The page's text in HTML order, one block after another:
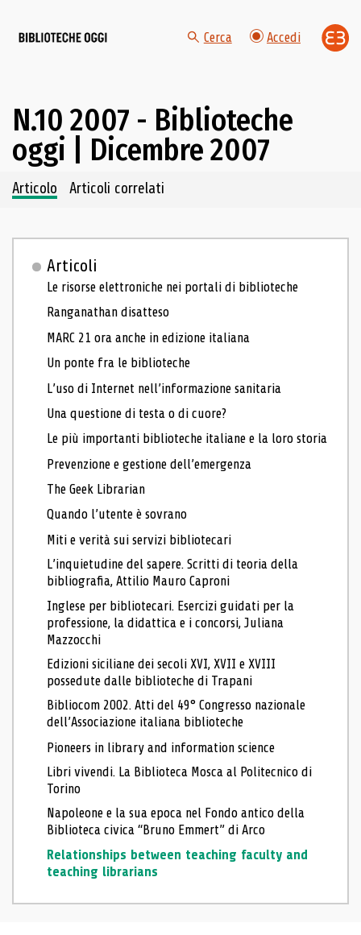
Cerca Accedi
N.10 2007 - Biblioteche
oggi | Dicembre 2007
Navigazione dei contenuti del fascicolo
Articolo Articoli correlati
Articoli
Le risorse elettroniche nei portali di biblioteche
Ranganathan disatteso
MARC 21 ora anche in edizione italiana
Un ponte fra le biblioteche
L’uso di Internet nell’informazione sanitaria
Una questione di testa o di cuore?
Le più importanti biblioteche italiane e la loro storia
Prevenzione e gestione dell’emergenza
The Geek Librarian
Quando l’utente è sovrano
Miti e verità sui servizi bibliotecari
L’inquietudine del sapere. Scritti di teoria della
bibliografia, Attilio Mauro Caproni
Inglese per bibliotecari. Esercizi guidati per la
professione, la didattica e i concorsi, Juliana
Mazzocchi
Edizioni siciliane dei secoli XVI, XVII e XVIII
possedute dalle biblioteche di Trapani
Bibliocom 2002. Atti del 49° Congresso nazionale
dell’Associazione italiana biblioteche
Pioneers in library and information science
Libri vivendi. La Biblioteca Mosca al Politecnico di
Torino
Napoleone e la sua epoca nel Fondo antico della
Biblioteca civica “Bruno Emmert” di Arco
Relationships between teaching faculty and
teaching librarians